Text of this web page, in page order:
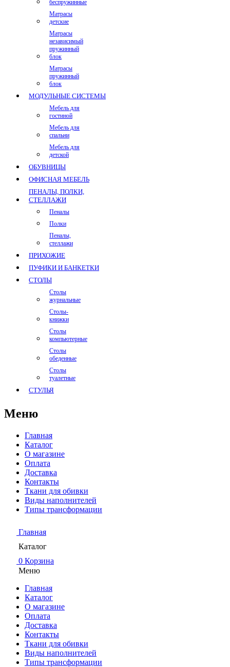
беспружинные
Матрасы
детские
Матрасы
независимый
пружинный
блок
Матрасы
пружинный
блок
МОДУЛЬНЫЕ СИСТЕМЫ
Мебель для
гостиной
Мебель для
спальни
Мебель для
детской
ОБУВНИЦЫ
ОФИСНАЯ МЕБЕЛЬ
ПЕНАЛЫ, ПОЛКИ,
СТЕЛЛАЖИ
Пеналы
Полки
Пеналы,
стеллажи
ПРИХОЖИЕ
ПУФИКИ И БАНКЕТКИ
СТОЛЫ
Столы
журнальные
Столы-
книжки
Столы
компьютерные
Столы
обеденные
Столы
туалетные
СТУЛЬЯ
Меню
Главная
Каталог
О магазине
Оплата
Доставка
Контакты
Ткани для обивки
Виды наполнителей
Типы трансформации
Главная
Каталог
0 Корзина
Меню
Главная
Каталог
О магазине
Оплата
Доставка
Контакты
Ткани для обивки
Виды наполнителей
Типы трансформации